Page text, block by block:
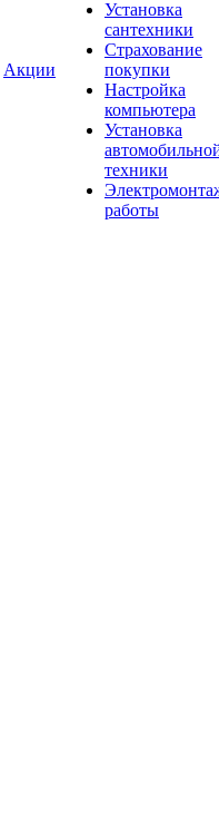
Акции
Установка
сантехники
Страхование
покупки
Настройка
компьютера
Установка
техники
работы